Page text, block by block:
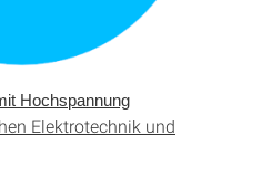
Hochspannung
Elektro­technik und